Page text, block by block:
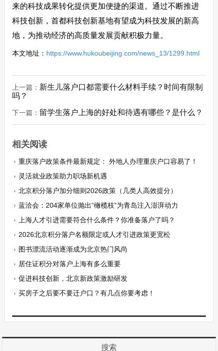
来的科技成果转化提供更加便捷的渠道。通过不断推进
科技创新，首都科技创新基地有望成为科技发展的新高
地，为推动经济的高质量发展贡献积极力量。
本文地址： https://www.hukoubeijing.com/news_13/1299.html
上一篇： 新生儿落户口都需要什么材料手续？时间有限制
吗？
下一篇： 留学生落户上海的好处和待遇有哪些？是什么？
相关阅读
重庆落户政策条件最新规定： 外地人办理重庆户口容易了！
灵活就业政策助力职场新机遇
北京积分落户加分细则2026政策（几类人高效提分）
蓝洽会：204家单位抛出“橄榄枝”为青岛注入澎湃动力
上海人才引进需要符合什么条件？你准备落户了吗？
2026北京积分落户名额限定或人才引进政策更宽松
图书漂流活动逐渐成为北京热门风尚
居住证积分对落户上海有多么重要
促进科技创新，北京新政策激励研发
买房子之后要不要迁户口？有几点你要考虑！
搜索